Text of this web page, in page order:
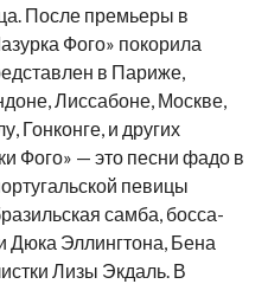
После премьеры в
Фого» покорила
в Париже,
Лиссабоне, Москве,
Гонконге, и других
Фого» — это песни фадо в
певицы
самба, босса-
Дюка Эллингтона, Бена
Лизы Экдаль. В